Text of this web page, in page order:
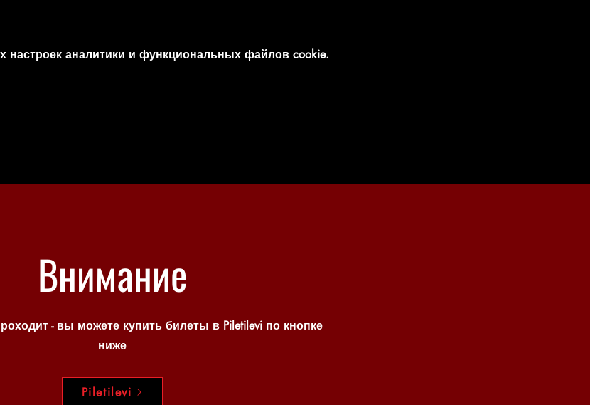
настроек аналитики и функциональных файлов cookie.
Внимание
- вы можете купить билеты в Piletilevi по кнопке
ниже
Piletilevi